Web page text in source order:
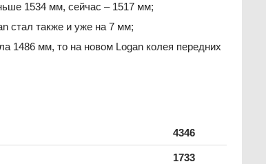
1534 мм, сейчас – 1517 мм;
стал также и уже на 7 мм;
1486 мм, то на новом Logan колея передних
4346
1733